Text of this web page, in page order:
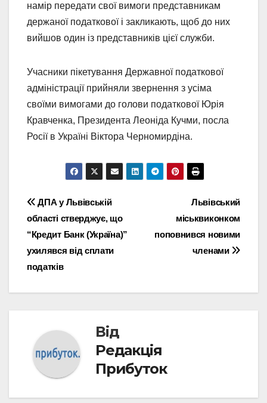
намір передати свої вимоги представникам
держаної податкової і закликають, щоб до них
вийшов один із представників цієї служби.
Учасники пікетування Державної податкової
адміністрації прийняли звернення з усіма
своїми вимогами до голови податкової Юрія
Кравченка, Президента Леоніда Кучми, посла
Росії в Україні Віктора Черномирдіна.
Навігація
записів
Львівський
міськвиконком
поповнився новими
членами
ДПА у Львівській
області стверджує, що
“Кредит Банк (Україна)”
ухилявся від сплати
податків
Від
Редакція
Прибуток